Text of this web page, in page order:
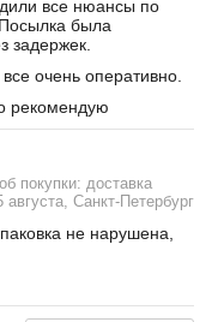
все нюансы по
была
задержек.
очень оперативно.
рекомендую
покупки: доставка
августа, Санкт-Петербург
не нарушена,